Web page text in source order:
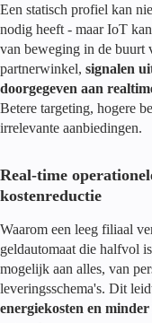
Een statisch profiel kan
nodig heeft - maar IoT
van beweging in de buurt
partnerwinkel, signalen
doorgegeven aan
Betere targeting, hogere
irrelevante aanbiedingen.
Real-time
kostenreductie
Waarom een leeg filiaal
geldautomaat die halfvol
mogelijk aan alles, van
leveringsschema's. Dit
energiekosten en